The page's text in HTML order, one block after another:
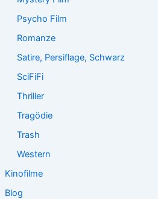
Psycho Film
Romanze
Satire, Persiflage, Schwarz
SciFiFi
Thriller
Tragödie
Trash
Western
Kinofilme
Blog